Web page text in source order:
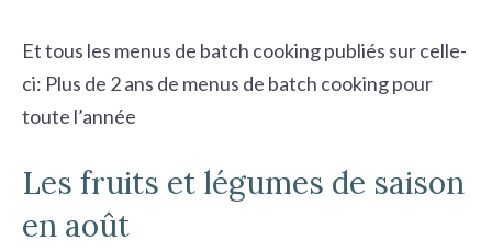
Et tous les menus de batch cooking publiés sur celle-
ci: Plus de 2 ans de menus de batch cooking pour
toute l’année
Les fruits et légumes de saison
en août